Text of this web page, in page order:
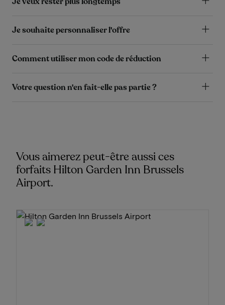
Je souhaite personnaliser l'offre
Comment utiliser mon code de réduction
Votre question n'en fait-elle pas partie ?
Vous aimerez peut-être aussi ces
forfaits Hilton Garden Inn Brussels
Airport.